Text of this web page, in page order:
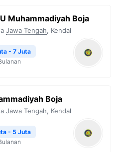
Muhammadiyah Boja
Jawa Tengah, Kendal
- 7 Juta
Boja
Jawa Tengah, Kendal
- 5 Juta